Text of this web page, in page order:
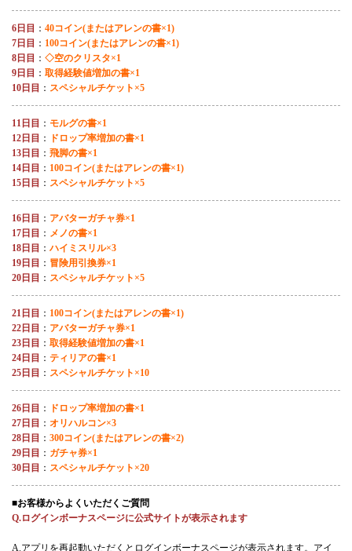
6日目 ： 40コイン(またはアレンの書×1)
7日目 ： 100コイン(またはアレンの書×1)
8日目 ： ◇空のクリスタ×1
9日目 ： 取得経験値増加の書×1
10日目 ： スペシャルチケット×5
11日目 ： モルグの書×1
12日目 ：
ドロップ率増加の書×1
13日目 ： 飛脚の書×1
14日目 ： 100コイン(またはアレンの書×1)
15日目 ： スペシャルチケット×5
16日目 ： アバターガチャ券×1
17日目 ： メノの書×1
18日目 ：ハイミスリル×3
19日目 ： 冒険用引換券×1
20日目 ： スペシャルチケット×5
21日目 ： 100コイン(またはアレンの書×1)
22日目 ： アバターガチャ券×1
23日目 ： 取得経験値増加の書×1
24日目 ： ティリアの書×1
25日目 ： スペシャルチケット×10
26日目 ：
ドロップ率増加の書×1
27日目 ： オリハルコン×3
28日目 ： 300コイン(またはアレンの書×2)
29日目 ： ガチャ券×1
30日目 ： スペシャルチケット×20
■お客様からよくいただくご質問
Q.ログインボーナスページに公式サイトが表示されます
A.アプリを再起動いただくとログインボーナスページが表示されます。アイ